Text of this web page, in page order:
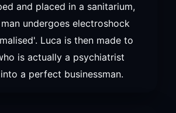
and placed in a sanitarium,
undergoes electroshock
Luca is then made to
is actually a psychiatrist
a perfect businessman.